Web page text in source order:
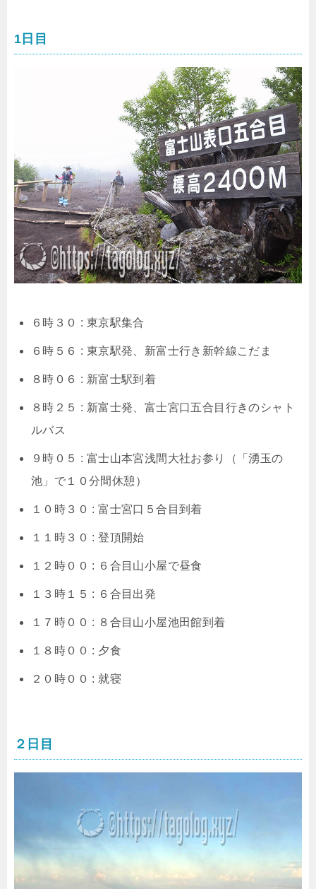
1日目
６時３０ : 東京駅集合
６時５６ : 東京駅発、新富士行き新幹線こだま
８時０６ : 新富士駅到着
８時２５ : 新富士発、富士宮口五合目行きのシャト
ルバス
９時０５ : 富士山本宮浅間大社お参り（「湧玉の
池」で１０分間休憩）
１０時３０ : 富士宮口５合目到着
１１時３０ : 登頂開始
１２時００ : ６合目山小屋で昼食
１３時１５ : ６合目出発
１７時００ : ８合目山小屋池田館到着
１８時００ : 夕食
２０時００ : 就寝
２日目